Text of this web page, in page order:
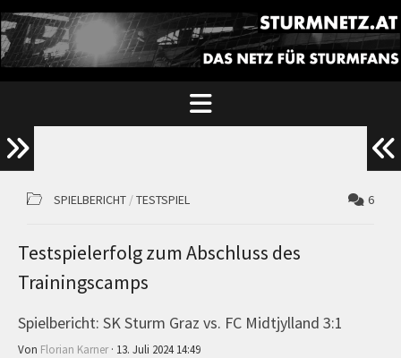
SPIELBERICHT /TESTSPIEL 6
Testspielerfolg zum Abschluss des
Trainingscamps
Spielbericht: SK Sturm Graz vs. FC Midtjylland 3:1
Von Florian Karner· 13. Juli 2024 14:49